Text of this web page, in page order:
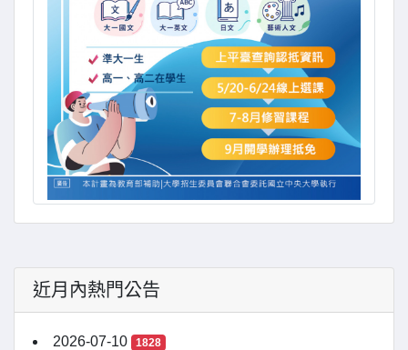
近月內熱門公告
2026-07-10 1828